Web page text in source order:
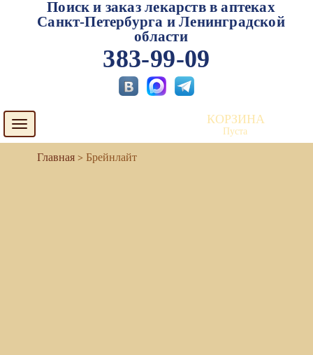
Поиск и заказ лекарств в аптеках
Санкт-Петербурга и Ленинградской
области
383-99-09
Toggle
navigation
КОРЗИНА
Пуста
Брейнлайт